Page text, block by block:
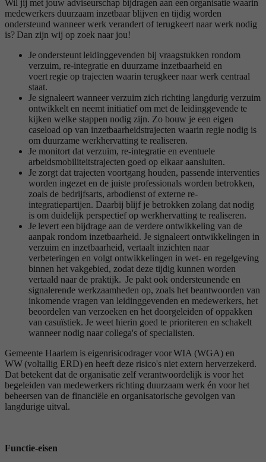
Wil jij met jouw adviseurschap bijdragen aan een organisatie waarin
medewerkers duurzaam inzetbaar blijven en tijdig worden
ondersteund wanneer werk verandert of terugkeert naar werk nodig
is? Dan zijn wij op zoek naar jou!
Je ondersteunt leidinggevenden bij vraagstukken rondom
verzuim, re-integratie en duurzame inzetbaarheid en
voert regie op trajecten waarin terugkeer naar werk centraal
staat.
Je signaleert wanneer verzuim zich richting langdurig verzuim
ontwikkelt en neemt initiatief om met de leidinggevende te
kijken welke stappen nodig zijn. Zo bouw je een eigen
caseload op van inzetbaarheidstrajecten waarin regie nodig is
om duurzame werkhervatting te realiseren.
Je monitort dat verzuim, re-integratie en eventuele
arbeidsmobiliteitstrajecten goed op elkaar aansluiten.
Je zorgt dat trajecten voortgang houden, passende interventies
worden ingezet en de juiste professionals worden betrokken,
zoals de bedrijfsarts, arbodienst of externe re-
integratiepartijen. Daarbij blijf je betrokken zolang dat nodig
is om duidelijk perspectief op werkhervatting te realiseren.
Je levert een bijdrage aan de verdere ontwikkeling van de
aanpak rondom inzetbaarheid. Je signaleert ontwikkelingen in
verzuim en inzetbaarheid, vertaalt inzichten naar
verbeteringen en volgt ontwikkelingen in wet- en regelgeving
binnen het vakgebied, zodat deze tijdig kunnen worden
vertaald naar de praktijk. Je pakt ook ondersteunende en
signalerende werkzaamheden op, zoals het beantwoorden van
inkomende vragen van leidinggevenden en medewerkers, het
beoordelen van verzoeken en het doorgeleiden of oppakken
van casuïstiek. Je weet hierin goed te prioriteren en schakelt
wanneer nodig naar collega's of specialisten.
Gemeente Haarlem is eigenrisicodrager voor WIA (WGA) en
WW (voltallig ERD) en heeft deze risico's niet extern herverzekerd.
Dat betekent dat de organisatie zelf verantwoordelijk is voor het
begeleiden van medewerkers richting duurzaam werk én voor het
beheersen van de financiële en organisatorische gevolgen van
langdurige uitval.
Functie-eisen